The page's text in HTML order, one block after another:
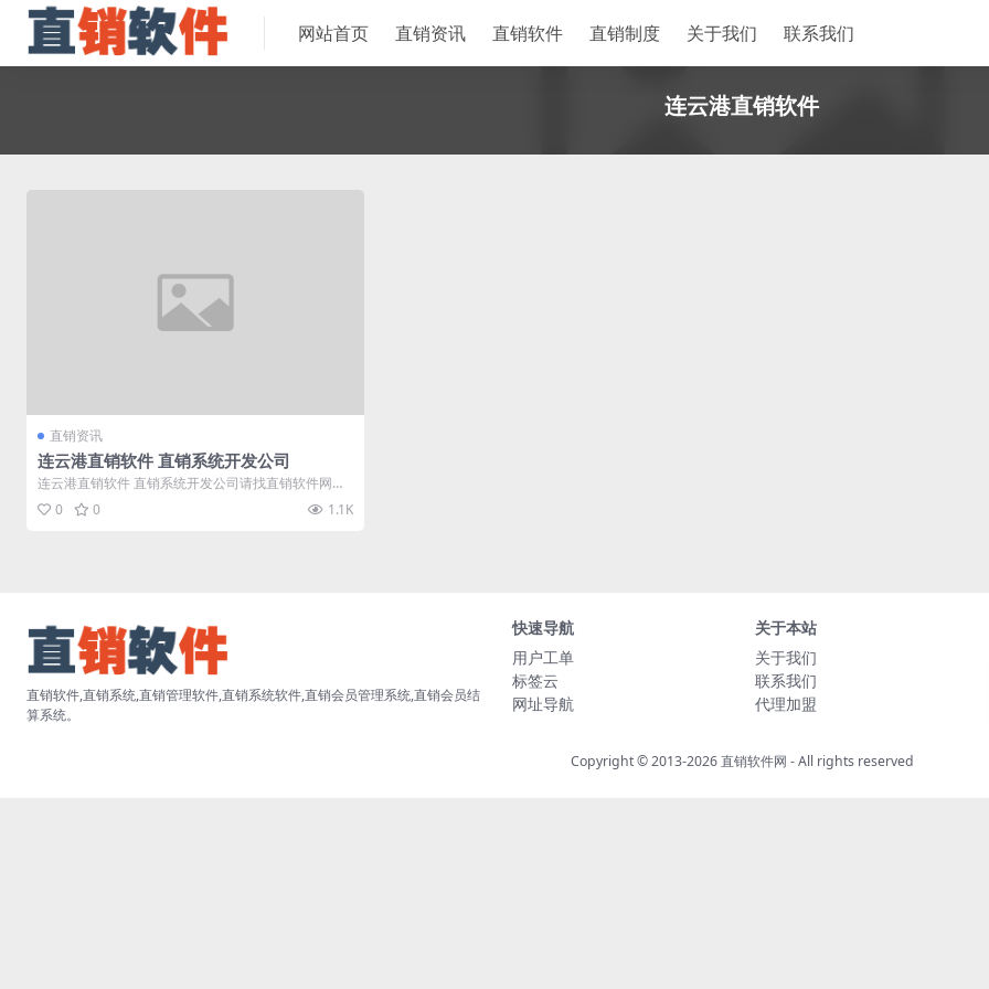
网站首页 直销资讯 直销软件 直销制度 关于我们 联系我们
连云港直销软件
直销资讯
连云港直销软件 直销系统开发公司
连云港直销软件 直销系统开发公司请找直销软件网，
直销软件网拥有资深的软件开发人员...
0 0 1.1K
直销软件,直销系统,直销管理软件,直销系统软件,直销会员管理系统,直销会员结
算系统。
快速导航
用户工单
标签云
网址导航
关于本站
关于我们
联系我们
代理加盟
Copyright © 2013-2026直销软件网 - All rights reserved